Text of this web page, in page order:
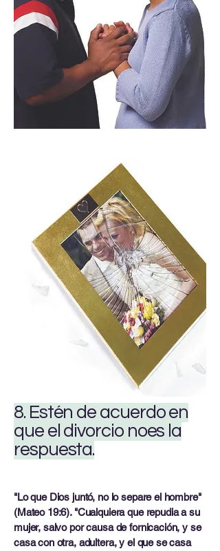
8. Estén de acuerdo en
que el divorcio noes la
respuesta.
"Lo que Dios juntó, no lo separe el hombre"
(Mateo 19:6). "Cualquiera que repudia a su
mujer, salvo por causa de fornicación, y se
casa con otra, adultera, y el que se casa